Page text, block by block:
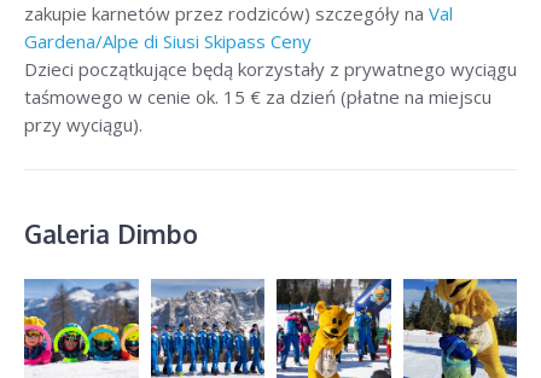
zakupie karnetów przez rodziców) szczegóły na Val
Gardena/Alpe di Siusi Skipass Ceny
Dzieci początkujące będą korzystały z prywatnego wyciągu
taśmowego w cenie ok. 15 € za dzień (płatne na miejscu
przy wyciągu).
Galeria Dimbo